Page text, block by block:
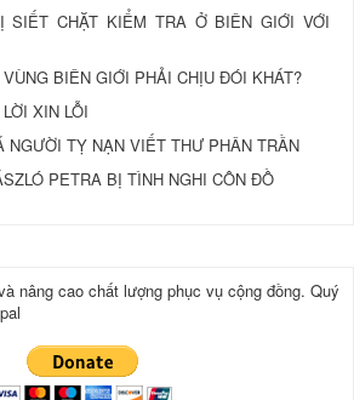
SIẾT CHẶT KIỂM TRA Ở BIÊN GIỚI VỚI
BIÊN GIỚI PHẢI CHỊU ĐÓI KHÁT?
XIN LỖI
NGƯỜI TỴ NẠN VIẾT THƯ PHÂN TRẦN
PETRA BỊ TÌNH NGHI CÔN ĐỒ
nâng cao chất lượng phục vụ cộng đồng. Quý